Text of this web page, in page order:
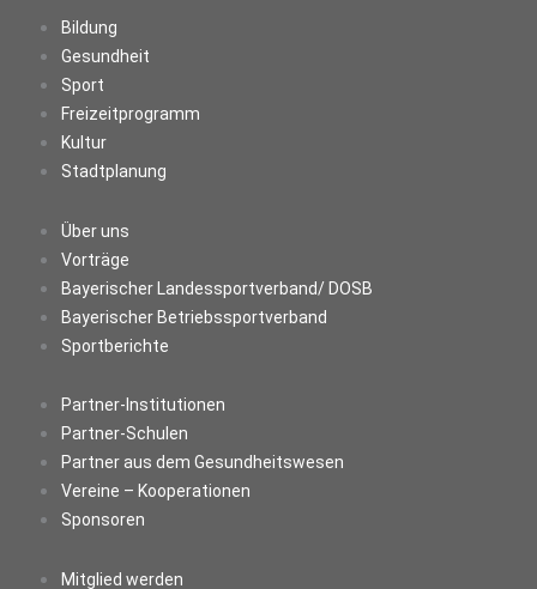
Bildung
Gesundheit
Sport
Freizeitprogramm
Kultur
Stadtplanung
Über uns
Vorträge
Bayerischer Landessportverband/ DOSB
Bayerischer Betriebssportverband
Sportberichte
Partner-Institutionen
Partner-Schulen
Partner aus dem Gesundheitswesen
Vereine – Kooperationen
Sponsoren
Mitglied werden